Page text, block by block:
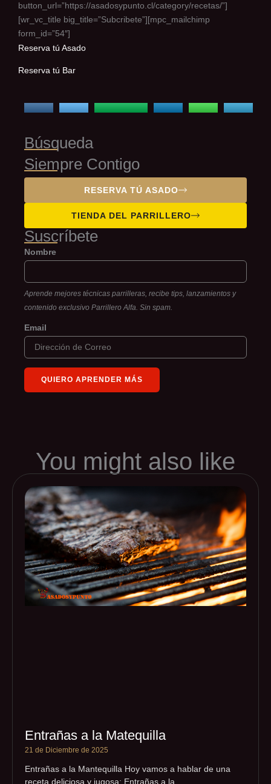
Búsqueda
Siempre Contigo
RESERVA TÚ ASADO
TIENDA DEL PARRILLERO
Suscríbete
Nombre
Aprende mejores técnicas parrilleras, recibe tips, lanzamientos y
contenido exclusivo Parrillero Alfa. Sin spam.
Email
button_url=”https://asadosypunto.cl/category/recetas/”]
[wr_vc_title big_title=”Subcribete”][mpc_mailchimp
form_id=”54″]
Reserva tú Asado
Reserva tú Bar
You might also like
Entrañas a la Matequilla
21 de Diciembre de 2025
Entrañas a la Mantequilla Hoy vamos a hablar de una
receta deliciosa y jugosa: Entrañas a la